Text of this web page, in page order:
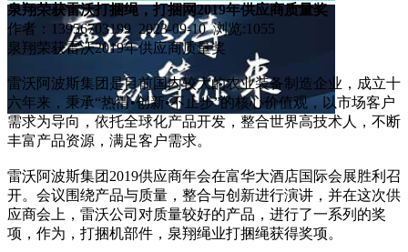
泉翔荣获雷沃打捆绳，打捆网2019年供应商质量奖
作者：13956703199 2023-09-10 浏览:1055
泉翔荣获雷沃2019年供应商质量奖
雷沃阿波斯集团是目前国内较大的农业装备制造企业，成立十
六年来，秉承“热情•创新•不止步”的核心价值观，以市场客户
需求为导向，依托全球化产品开发，整合世界高技术人，不断
丰富产品资源，满足客户需求。
雷沃阿波斯集团2019供应商年会在富华大酒店国际会展胜利召
开。会议围绕产品与质量，整合与创新进行演讲，并在这次供
应商会上，雷沃公司对质量较好的产品，进行了一系列的奖
项，作为，打捆机部件，泉翔绳业打捆绳获得奖项。